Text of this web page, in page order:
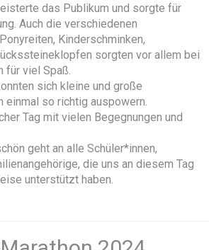
das Publikum und sorgte für
Auch die verschiedenen
Kinderschminken,
sorgten vor allem bei
für viel Spaß.
sich kleine und große
einmal so richtig auspowern.
Tag mit vielen Begegnungen und
geht an alle Schüler*innen,
die uns an diesem Tag
unterstützt haben.